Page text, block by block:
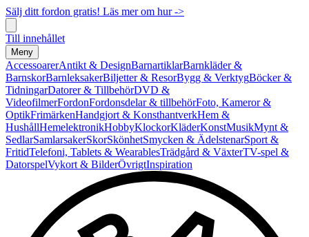
Sälj ditt fordon gratis! Läs mer om hur ->
Till innehållet
Meny
AccessoarerAntikt & DesignBarnartiklarBarnkläder &
BarnskorBarnleksakerBiljetter & ResorBygg & VerktygBöcker &
TidningarDatorer & TillbehörDVD &
VideofilmerFordonFordonsdelar & tillbehörFoto, Kameror &
OptikFrimärkenHandgjort & KonsthantverkHem &
HushållHemelektronikHobbyKlockorKläderKonstMusikMynt &
SedlarSamlarsakerSkorSkönhetSmycken & ÄdelstenarSport &
FritidTelefoni, Tablets & WearablesTrädgård & VäxterTV-spel &
DatorspelVykort & BilderÖvrigtInspiration